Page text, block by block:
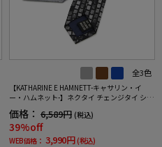
全3色
【KATHARINE E HAMNETT-キャサリン・イ
ー・ハムネット-】ネクタイ チェンジタイ シル
価格： 6,589円 (税込)
39%off
WEB価格： 3,990円 (税込)